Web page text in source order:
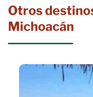
Otros
Michoacán